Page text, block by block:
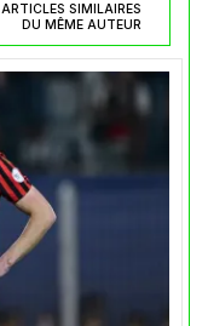
ARTICLES SIMILAIRES
DU MÊME AUTEUR